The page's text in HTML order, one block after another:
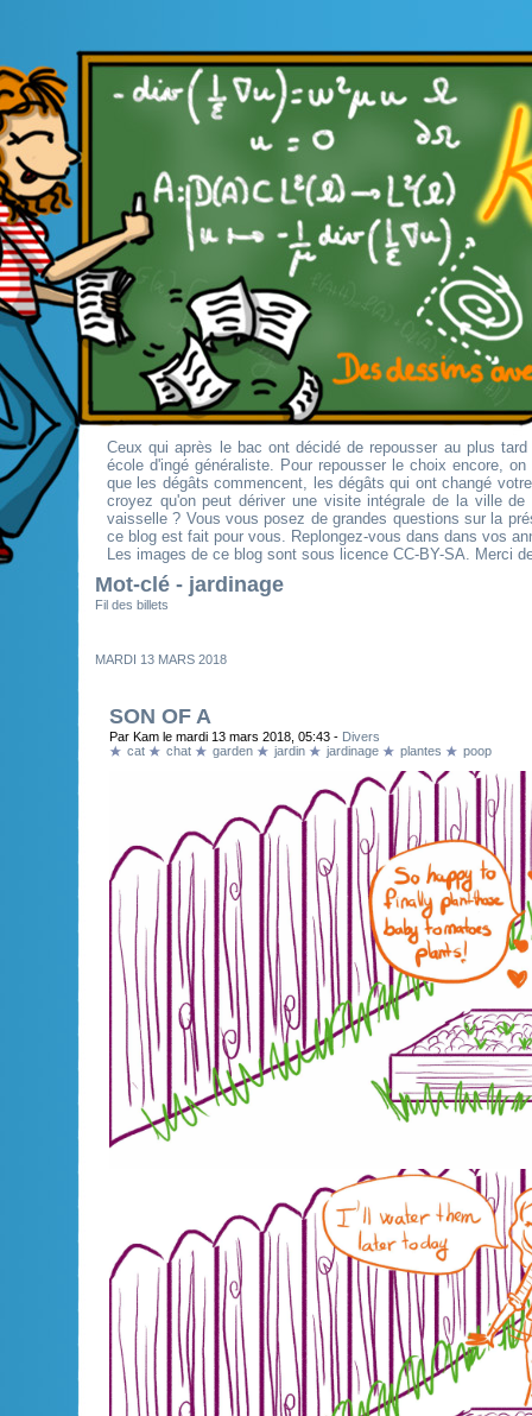
Ceux qui après le bac ont décidé de repousser au plus
école d'ingé généraliste. Pour repousser le choix encore,
que les dégâts commencent, les dégâts qui ont changé
croyez qu'on peut dériver une visite intégrale de la ville
vaisselle ? Vous vous posez de grandes questions sur la
ce blog est fait pour vous. Replongez-vous dans dans vos
Les images de ce blog sont sous licence CC-BY-SA. Merci
Mot-clé - jardinage
Fil des billets
MARDI 13 MARS 2018
SON OF A
Par Kam le mardi 13 mars 2018, 05:43 - Divers
cat
chat garden jardin jardinage plantes poop